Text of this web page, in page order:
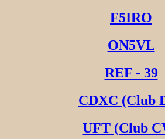
F5IRO
ON5VL
REF - 39
CDXC (Club
UFT (Club